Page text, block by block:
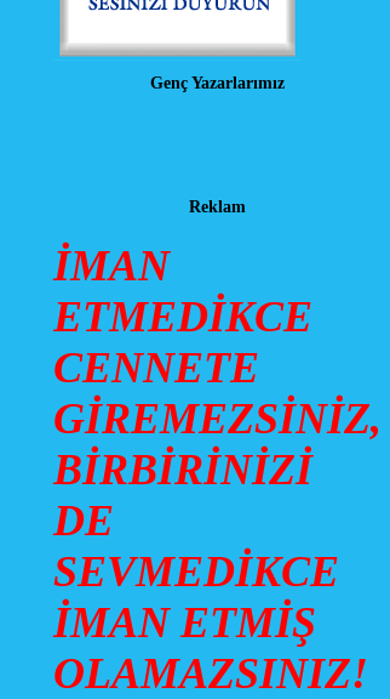
Genç Yazarlarımız
Reklam
İMAN
ETMEDİKCE
CENNETE
GİREMEZSİNİZ,
BİRBİRİNİZİ
DE
SEVMEDİKCE
İMAN ETMİŞ
OLAMAZSINIZ!